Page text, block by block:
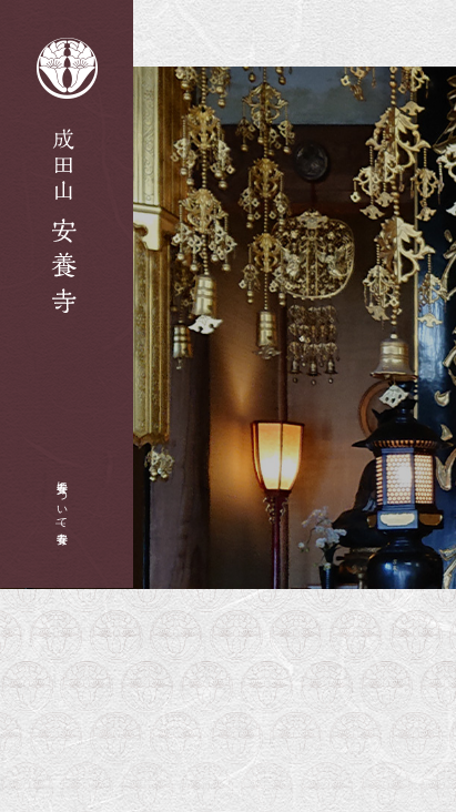
安養寺について|安養寺